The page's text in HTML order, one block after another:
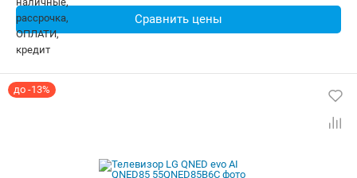
Сравнить цены
до -13%